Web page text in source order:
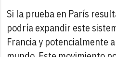
Si la prueba en París
podría expandir este
Francia y potencialmente